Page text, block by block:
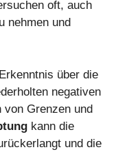
oft, auch
nehmen und
über die
negativen
von Grenzen und
kann die
und die